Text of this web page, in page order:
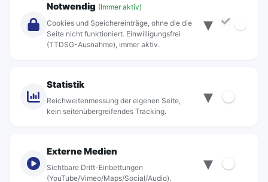
Über Rebus
Standorte
© rebus Regionalbus Rostock GmbH
Notwendig (Immer aktiv)
Cookies und Speichereinträge, ohne die die
Seite nicht funktioniert. Einwilligungsfrei
(TTDSG-Ausnahme), immer aktiv.
▾
Statistik
Reichweitenmessung der eigenen Seite,
kein seitenübergreifendes Tracking.
▾
Externe Medien
Sichtbare Dritt-Einbettungen
(YouTube/Vimeo/Maps/Social/Audio).
▾